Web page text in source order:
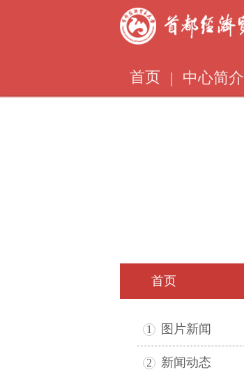
首页 | 中心简介
首页
1 图片新闻
2 新闻动态